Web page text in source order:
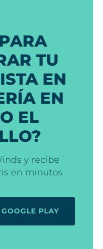
TU
EN
EN
EL
y recibe
en minutos
GOOGLE PLAY